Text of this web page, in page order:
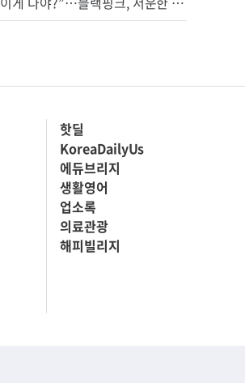
핫딜
KoreaDailyUs
에듀브리지
생활영어
업소록
의료관광
해피빌리지